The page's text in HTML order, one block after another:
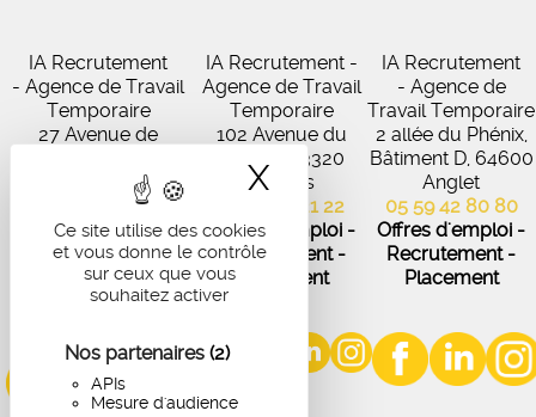
Ce site utilise des cookies
et vous donne le contrôle
sur ceux que vous
souhaitez activer
Nos partenaires (2)
APIs
Mesure d'audience
X Masquer le
IA Recrutement
- Agence de Travail
Temporaire
27 Avenue de
Artigues-près-
Bordeaux
05 56 67 48 57
Offres d'emploi -
Recrutement -
Placement
IA Recrutement -
Agence de Travail
Temporaire
102 Avenue du
Médoc, 33320
Eysines
05 56 45 21 22
Offres d'emploi -
Recrutement -
Placement
IA Recrutement
- Agence de
Travail Temporaire
2 allée du Phénix,
Bâtiment D, 64600
Anglet
05 59 42 80 80
Offres d'emploi -
Recrutement -
Placement